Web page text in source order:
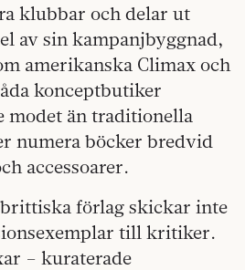
klubbar och delar ut
av sin kampanjbyggnad,
amerikanska Climax och
konceptbutiker
modet än traditionella
numera böcker bredvid
accessoarer.
förlag skickar inte
till kritiker.
– kuraterade